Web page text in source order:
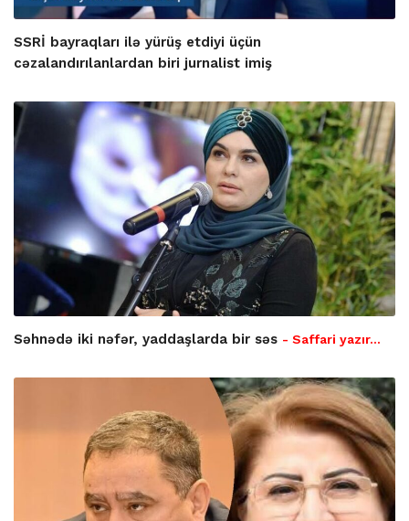
SSRİ bayraqları ilə yürüş etdiyi üçün
cəzalandırılanlardan biri jurnalist imiş
Səhnədə iki nəfər, yaddaşlarda bir səs - Saffari yazır…